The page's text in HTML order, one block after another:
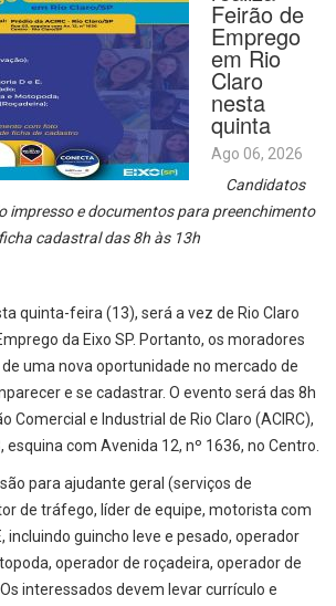
Feirão de
Emprego
em Rio
Claro
nesta
quinta
Ago 06, 2026
Candidatos
impresso e documentos para preenchimento
cadastral das 8h às 13h
quinta-feira (13), será a vez de Rio Claro
da Eixo SP. Portanto, os moradores
uma nova oportunidade no mercado de
e se cadastrar. O evento será das 8h
Comercial e Industrial de Rio Claro (ACIRC),
esquina com Avenida 12, nº 1636, no Centro.
para ajudante geral (serviços de
de tráfego, líder de equipe, motorista com
incluindo guincho leve e pesado, operador
operador de roçadeira, operador de
interessados devem levar currículo e